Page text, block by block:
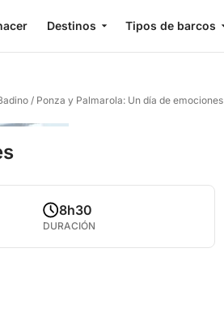
Destinos Tipos de barcos
/ Ponza y Palmarola: Un día de emociones
8h30
DURACIÓN